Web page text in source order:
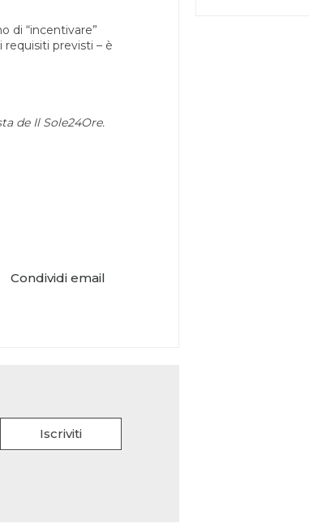
di “incentivare”
requisiti previsti – è
de Il Sole24Ore.
Condividi email
Iscriviti